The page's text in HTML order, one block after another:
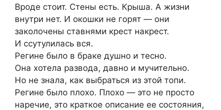
Вроде стоит. Стены есть. Крыша. А жизни
внутри нет. И окошки не горят — они
заколочены ставнями крест накрест.
И ссутулилась вся.
Регине было в браке душно и тесно.
Она хотела развода, давно и мучительно.
Но не знала, как выбраться из этой топи.
Регине было плохо. Плохо — это не просто
наречие, это краткое описание ее состояния,